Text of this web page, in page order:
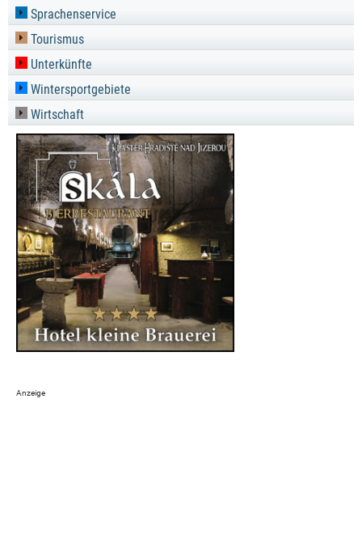
Sprachenservice
Tourismus
Unterkünfte
Wintersportgebiete
Wirtschaft